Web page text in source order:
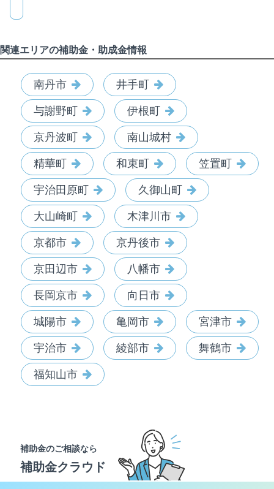
関連エリアの補助金・助成金情報
南丹市 井手町
与謝野町 伊根町
京丹波町 南山城村
精華町 和束町 笠置町
宇治田原町 久御山町
大山崎町 木津川市
京都市 京丹後市
京田辺市 八幡市
長岡京市 向日市
城陽市 亀岡市 宮津市
宇治市 綾部市 舞鶴市
福知山市
補助金のご相談なら
補助金クラウド